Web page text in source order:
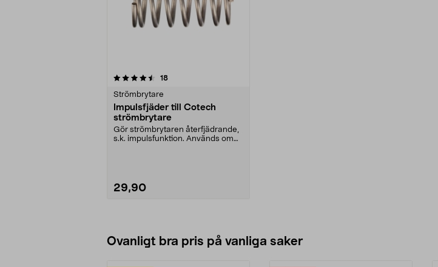
18recensioner
Strömbrytare
Impulsfjäder till Cotech
strömbrytare
Gör strömbrytaren återfjädrande,
s.k. impulsfunktion. Används om
29,90
Ovanligt bra pris på vanliga saker